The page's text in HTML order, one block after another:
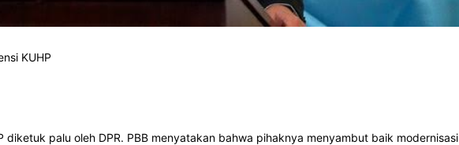
KUHP
diketuk palu oleh DPR. PBB menyatakan bahwa pihaknya menyambut baik modernisasi